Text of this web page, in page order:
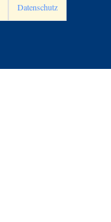
Datenschutz